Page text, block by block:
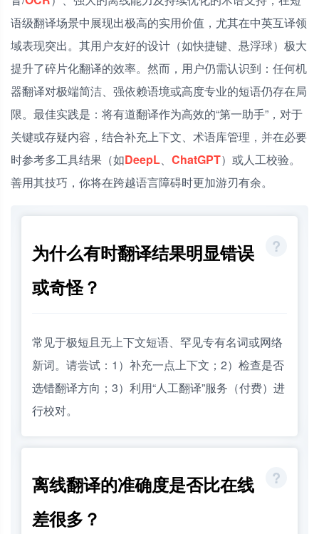
语级翻译场景中展现出极高的实用价值，尤其在中英互译领
域表现突出。其用户友好的设计（如快捷键、悬浮球）极大
提升了碎片化翻译的效率。然而，用户仍需认识到：任何机
器翻译对极端简洁、强依赖语境或高度专业的短语仍存在局
限。最佳实践是：将有道翻译作为高效的“第一助手”，对于
关键或存疑内容，结合补充上下文、术语库管理，并在必要
时参考多工具结果（如DeepL、 ChatGPT）或人工校验。
善用其技巧，你将在跨越语言障碍时更加游刃有余。
为什么有时翻译结果明显错误
或奇怪？
常见于极短且无上下文短语、罕见专有名词或网络
新词。请尝试：1）补充一点上下文；2）检查是否
选错翻译方向；3）利用“人工翻译”服务（付费）进
行校对。
离线翻译的准确度是否比在线
差很多？